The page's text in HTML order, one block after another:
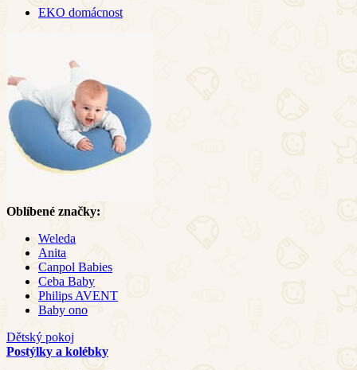
EKO domácnost
Oblíbené značky:
Weleda
Anita
Canpol Babies
Ceba Baby
Philips AVENT
Baby ono
Dětský pokoj
Postýlky a kolébky